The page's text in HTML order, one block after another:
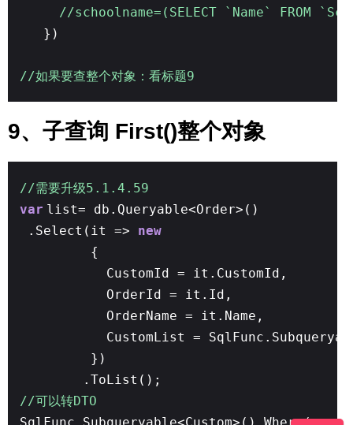
//schoolname=(SELECT `Name`
})
//如果要查整个对象：看标题9
9、子查询 First()整个对象
//需要升级5.1.4.59
var list= db.Queryable<Order>()
.Select(it => new
{
CustomId = it.CustomId,
OrderId = it.Id,
OrderName = it.Name,
CustomList =
})
.ToList();
//可以转DTO